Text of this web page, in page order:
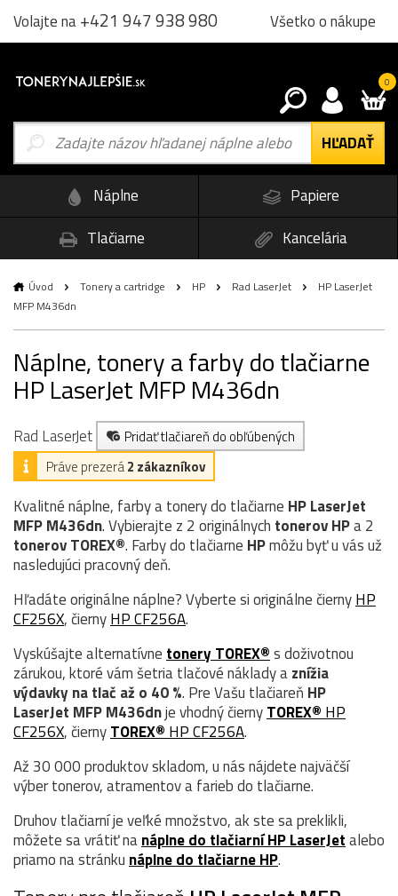
Volajte na+421 947 938 980 Všetko o nákupe
0
Náplne
Papiere
Tlačiarne
Kancelária
Úvod Tonery a cartridge HP Rad LaserJet
HP LaserJet
MFP M436dn
Náplne, tonery a farby do tlačiarne
HP LaserJet MFP M436dn
Rad LaserJet
Pridať tlačiareň do obľúbených
Práve prezerá2 zákazníkov
Kvalitné náplne, farby a tonery do tlačiarne HP LaserJet
MFP M436dn. Vybierajte z 2 originálnych tonerovHPa 2
tonerov TOREX®. Farby do tlačiarne HPmôžu byť u vás už
nasledujúci pracovný deň.
Hľadáte originálne náplne? Vyberte si originálne čiernyHP
CF256X, čiernyHP CF256A.
Vyskúšajte alternatívne tonery TOREX®s doživotnou
zárukou, ktoré vám šetria tlačové náklady aznížia
výdavky na tlač až o 40 %. Pre Vašu tlačiareň HP
LaserJet MFP M436dnje vhodný čiernyTOREX® HP
CF256X, čiernyTOREX® HP CF256A.
Až 30 000 produktov skladom, u nás nájdete najväčší
výber tonerov, atramentov a farieb do tlačiarne.
Druhov tlačiarní je veľké množstvo, ak ste sa preklikli,
môžete sa vrátiť nanáplne do tlačiarní HP LaserJetalebo
priamo na stránku náplne do tlačiarne HP.